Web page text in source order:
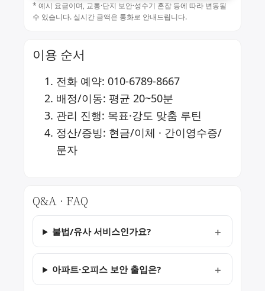
* 예시 요금이며, 교통·단지 보안·성수기 혼잡 등에 따라 변동될
수 있습니다. 실시간 금액은 통화로 안내드립니다.
이용 순서
전화 예약:010-6789-8667
배정/이동: 평균 20~50분
관리 진행: 목표·강도 맞춤 루틴
정산/증빙: 현금/이체 · 간이영수증/
문자
Q&A · FAQ
불법/유사 서비스인가요?
아파트·오피스 보안 출입은?